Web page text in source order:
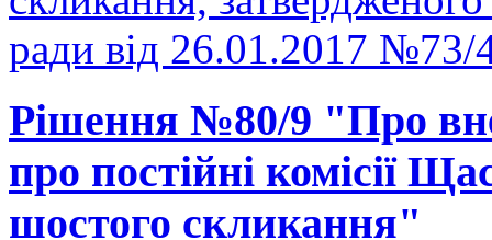
ради від 26.01.2017 №73/
Рішення №80/9 "Про
про постійні комісії
шостого скликання"